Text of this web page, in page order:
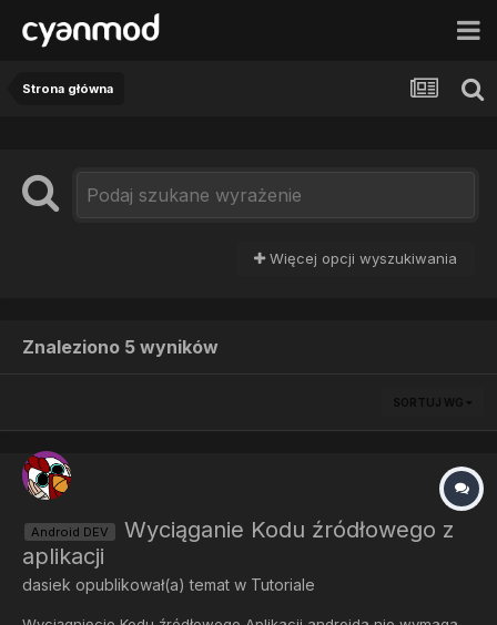
Strona główna
Więcej opcji wyszukiwania
Znaleziono 5 wyników
SORTUJ WG
Android DEV
Wyciąganie Kodu źródłowego z
aplikacji
dasiek opublikował(a) temat w Tutoriale